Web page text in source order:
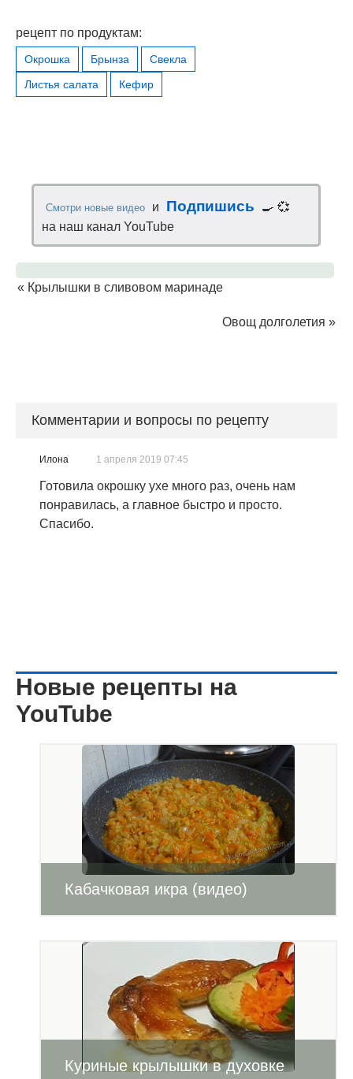
рецепт по продуктам:
Окрошка Брынза
Свекла
Листья салата
Кефир
Смотри новые видео и Подпишись
🍳 💞
на наш канал YouTube
« Крылышки в сливовом маринаде
Овощ долголетия »
Комментарии и вопросы по рецепту
Илона 1 апреля 2019 07:45
Готовила окрошку ухе много раз, очень нам
понравилась, а главное быстро и просто.
Спасибо.
Новые рецепты на
YouTube
Кабачковая икра (видео)
Куриные крылышки в духовке